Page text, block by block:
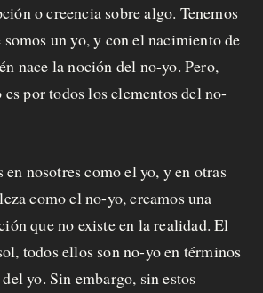
o creencia sobre algo. Tenemos
somos un yo, y con el nacimiento de
nace la noción del no-yo. Pero,
es por todos los elementos del no-
en nosotres como el yo, y en otras
como el no-yo, creamos una
que no existe en la realidad. El
todos ellos son no-yo en términos
yo. Sin embargo, sin estos